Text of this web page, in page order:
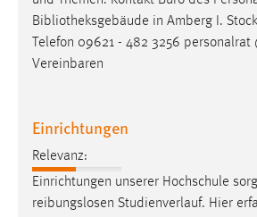
Bibliotheksgebäude in Amberg I.
Telefon 09621 - 482 3256 personalrat
Vereinbaren
Einrichtungen
Relevanz:
Einrichtungen unserer Hochschule
reibungslosen Studienverlauf. Hier
Für performante Seitenauslieferung
gespeichert, ob man eingeloggt ist.
Name:
Zweck:
Das Cookie speichert die gewählte